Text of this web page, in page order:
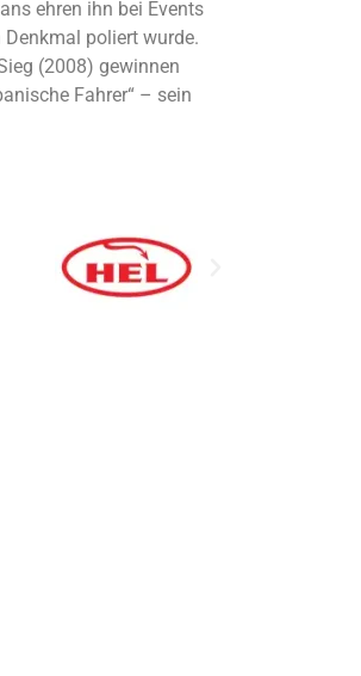
ehren ihn bei Events
poliert wurde.
(2008) gewinnen
Fahrer“ – sein